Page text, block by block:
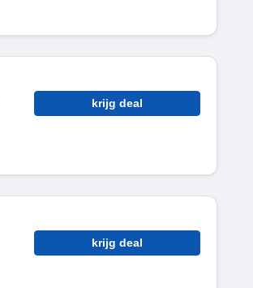
krijg deal
krijg deal